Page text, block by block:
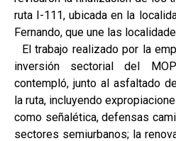
ruta I-111, ubicada en la
Fernando, que une las
El trabajo realizado por la
inversión sectorial del
contempló, junto al asfaltado
la ruta, incluyendo
como señalética, defensas
sectores semiurbanos; la